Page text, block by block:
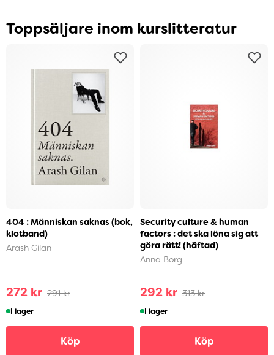
Toppsäljare inom kurslitteratur
404 : Människan saknas (bok,
klotband)
Arash Gilan
272 kr 291 kr
I lager
Köp
Security culture & human
factors : det ska löna sig att
göra rätt! (häftad)
Anna Borg
292 kr 313 kr
I lager
Köp